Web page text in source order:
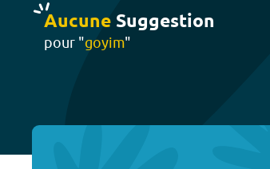
Aucune Suggestion
pour "goyim"